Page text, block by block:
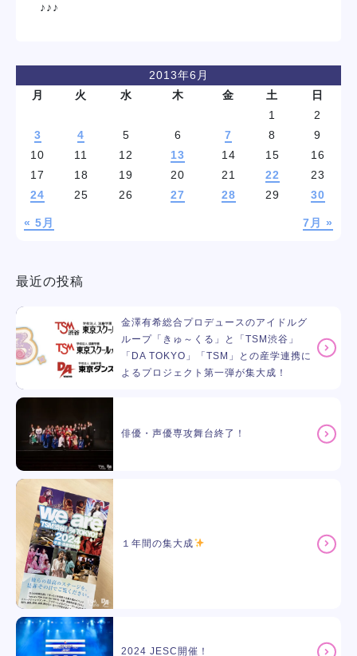
♪♪♪
2013年6月
月
火 水 木 金 土 日
« 5月 7月 »
1
2
3
4 5 6 7 8
9
10
11 12 13 14 15
16
17
18 19 20 21 22
23
24
25 26 27 28 29 30
最近の投稿
金澤有希総合プロデュースのアイドルグ
ループ「きゅ～くる」と「TSM渋谷」
「DA TOKYO」「TSM」との産学連携に
よるプロジェクト第一弾が集大成！
俳優・声優専攻舞台終了！
１年間の集大成
2024 JESC開催！